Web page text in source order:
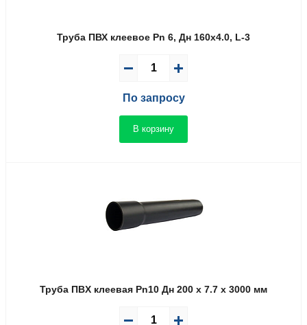
Труба ПВХ клеевое Pn 6, Дн 160х4.0, L-3
По запросу
В корзину
Труба ПВX клеевая Pn10 Дн 200 x 7.7 x 3000 мм